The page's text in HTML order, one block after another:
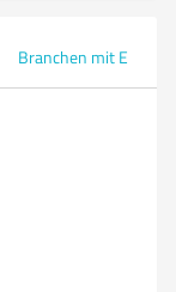
Branchen mit E